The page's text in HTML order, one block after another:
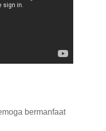
bermanfaat